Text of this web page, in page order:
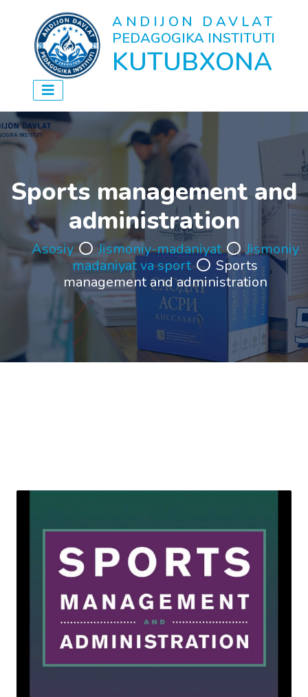
ANDIJON DAVLAT
PEDAGOGIKA INSTITUTI
KUTUBXONA
Sports management and
administration
Asosiy Jismoniy-madaniyat
Jismoniy
madaniyat va sport
Sports
management and administration